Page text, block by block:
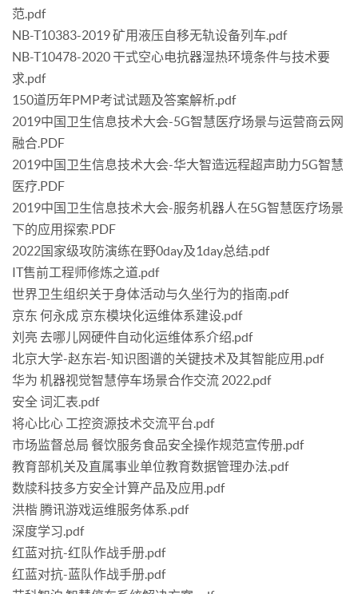
范.pdf
NB-T10383-2019 矿用液压自移无轨设备列车.pdf
NB-T10478-2020 干式空心电抗器湿热环境条件与技术要
求.pdf
150道历年PMP考试试题及答案解析.pdf
2019中国卫生信息技术大会-5G智慧医疗场景与运营商云网
融合.PDF
2019中国卫生信息技术大会-华大智造远程超声助力5G智慧
医疗.PDF
2019中国卫生信息技术大会-服务机器人在5G智慧医疗场景
下的应用探索.PDF
2022国家级攻防演练在野0day及1day总结.pdf
IT售前工程师修炼之道.pdf
世界卫生组织关于身体活动与久坐行为的指南.pdf
京东 何永成 京东模块化运维体系建设.pdf
刘亮 去哪儿网硬件自动化运维体系介绍.pdf
北京大学-赵东岩-知识图谱的关键技术及其智能应用.pdf
华为 机器视觉智慧停车场景合作交流 2022.pdf
安全 词汇表.pdf
将心比心 工控资源技术交流平台.pdf
市场监督总局 餐饮服务食品安全操作规范宣传册.pdf
教育部机关及直属事业单位教育数据管理办法.pdf
数牍科技多方安全计算产品及应用.pdf
洪楷 腾讯游戏运维服务体系.pdf
深度学习.pdf
红蓝对抗-红队作战手册.pdf
红蓝对抗-蓝队作战手册.pdf